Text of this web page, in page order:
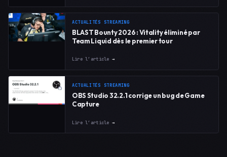
ACTUALITÉS STREAMING
BLAST Bounty 2026 : Vitality éliminé par
Team Liquid dès le premier tour
Lire l’article →
ACTUALITÉS STREAMING
OBS Studio 32.2.1 corrige un bug de Game
Capture
Lire l’article →